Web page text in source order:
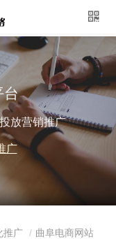
台
放营销推广
广
推广
曲阜电商网站